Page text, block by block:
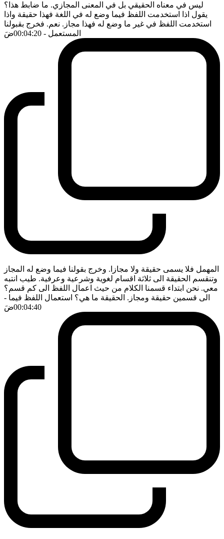
ليس في معناه الحقيقي بل في المعنى المجازي. ما ضابط هذا؟
يقول اذا استخدمت اللفظ فيما وضع له في اللغة فهذا حقيقة واذا
استخدمت اللفظ في غير ما وضع له فهذا مجاز. نعم. فخرج بقبولنا
المستعمل - 00:04:20 ضَ
المهمل فلا يسمى حقيقة ولا مجازا. وخرج بقولنا فيما وضع له المجاز
وتنقسم الحقيقة الى ثلاثة اقسام لغوية وشرعية وعرفية. طيب انتبه
معي. نحن ابتداء قسمنا الكلام من حيث اعمال اللفظ الى كم قسم؟
الى قسمين حقيقة ومجاز. الحقيقة ما هي؟ استعمال اللفظ فيما -
00:04:40ضَ